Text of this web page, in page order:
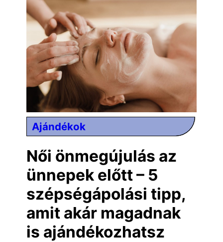
Ajándékok
Női önmegújulás az
ünnepek előtt – 5
szépségápolási tipp,
amit akár magadnak
is ajándékozhatsz